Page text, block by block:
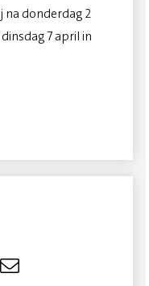
na donderdag 2
7 april in
S